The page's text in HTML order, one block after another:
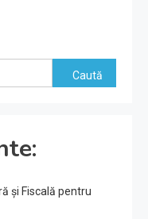
Caută
și Fiscală pentru